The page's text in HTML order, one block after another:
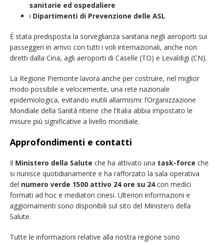
sanitarie ed ospedaliere
i Dipartimenti di Prevenzione delle ASL
É stata predisposta la sorveglianza sanitaria negli aeroporti sui
passeggeri in arrivo con tutti i voli internazionali, anche non
diretti dalla Cina, agli aeroporti di Caselle (TO) e Levaldigi (CN).
La Regione Piemonte lavora anche per costruire, nel miglior
modo possibile e velocemente, una rete nazionale
epidemiologica, evitando inutili allarmismi: l’Organizzazione
Mondiale della Sanità ritiene che l’Italia abbia impostato le
misure più significative a livello mondiale.
Approfondimenti e contatti
Il Ministero della Salute che ha attivato una task-force che
si riunisce quotidianamente e ha rafforzato la sala operativa
del numero verde 1500 attivo 24 ore su 24con medici
formati ad hoc e mediatori cinesi. Ulteriori informazioni e
aggiornamenti sono disponibili sul sito del Ministero della
Salute.
Tutte le informazioni relative alla nostra regione sono